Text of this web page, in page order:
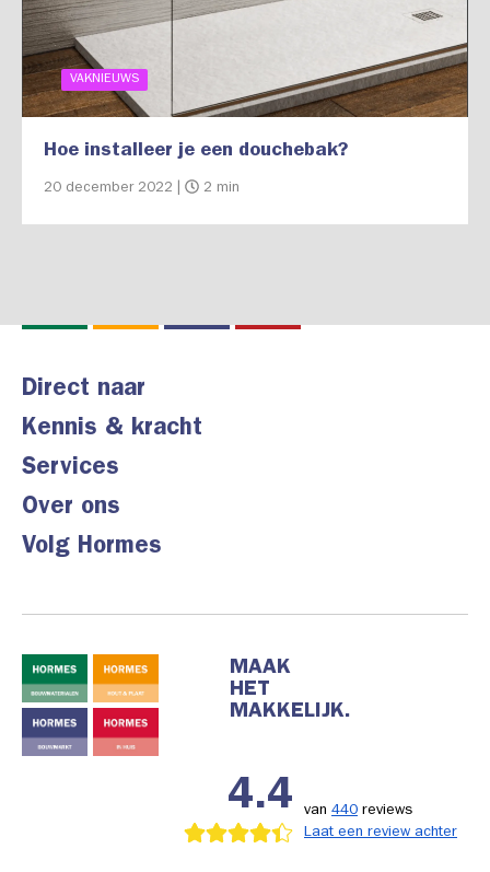
VAKNIEUWS
Hoe installeer je een douchebak?
20 december 2022 | 2 min
Direct naar
Kennis & kracht
Services
Over ons
Volg Hormes
MAAK
HET
MAKKELIJK.
4.4 van 440 reviews
Laat een review achter